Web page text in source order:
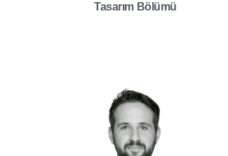
Tasarım Bölümü